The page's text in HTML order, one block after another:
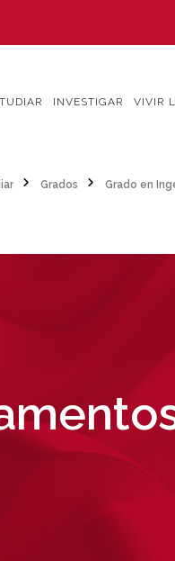
INVESTIGAR VIVIR
Grados Grado en